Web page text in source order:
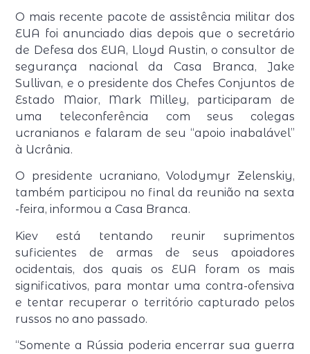
O mais recente pacote de assistência militar dos
EUA foi anunciado dias depois que o secretário
de Defesa dos EUA, Lloyd Austin, o consultor de
segurança nacional da Casa Branca, Jake
Sullivan, e o presidente dos Chefes Conjuntos de
Estado Maior, Mark Milley, participaram de
uma teleconferência com seus colegas
ucranianos e falaram de seu “apoio inabalável”
à Ucrânia.
O presidente ucraniano, Volodymyr Zelenskiy,
também participou no final da reunião na sexta
-feira, informou a Casa Branca.
Kiev está tentando reunir suprimentos
suficientes de armas de seus apoiadores
ocidentais, dos quais os EUA foram os mais
significativos, para montar uma contra-ofensiva
e tentar recuperar o território capturado pelos
russos no ano passado.
“Somente a Rússia poderia encerrar sua guerra